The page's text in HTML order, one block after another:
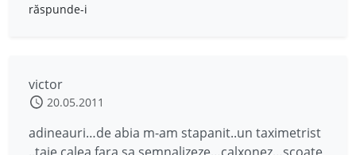
răspunde-i
victor
20.05.2011
adineauri…de abia m-am stapanit..un taximetrist